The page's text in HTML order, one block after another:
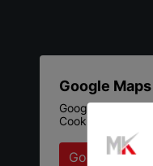
Google
Google Maps
Cookies gesetzt
Google Maps